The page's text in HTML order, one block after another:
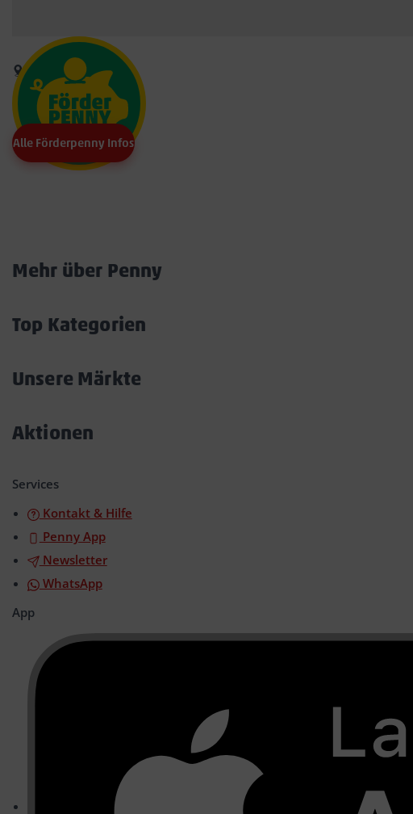
Alle Förderpenny Infos
Mehr über Penny
Top Kategorien
Unsere Märkte
Aktionen
Services
Kontakt & Hilfe
Penny App
Newsletter
WhatsApp
App